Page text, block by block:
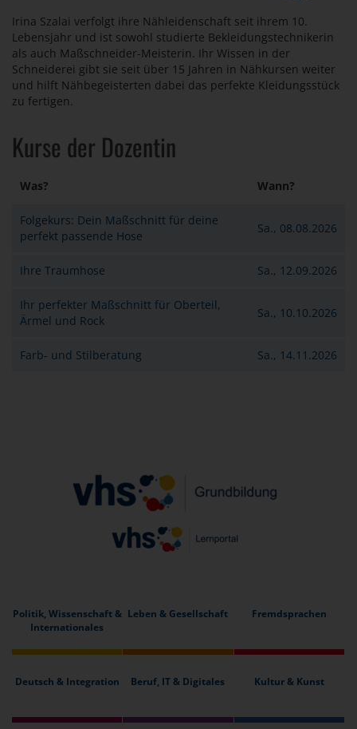
Irina Szalai verfolgt ihre Nähleidenschaft seit ihrem 10.
Lebensjahr und ist sowohl studierte Bekleidungstechnikerin
als auch Maßschneider-Meisterin. Ihr Wissen in der
Schneiderei gibt sie seit über 15 Jahren in Nähkursen weiter
und hilft Nähbegeisterten dabei das perfekte Kleidungsstück
zu fertigen.
Kurse der Dozentin
Was? Wann?
Folgekurs: Dein Maßschnitt für deine
perfekt passende Hose
Sa., 08.08.2026
Ihre Traumhose Sa., 12.09.2026
Ihr perfekter Maßschnitt für Oberteil,
Ärmel und Rock
Sa., 10.10.2026
Farb- und Stilberatung Sa., 14.11.2026
Politik, Wissenschaft &
Internationales
Leben & Gesellschaft Fremdsprachen
Deutsch & Integration Beruf, IT & Digitales Kultur & Kunst